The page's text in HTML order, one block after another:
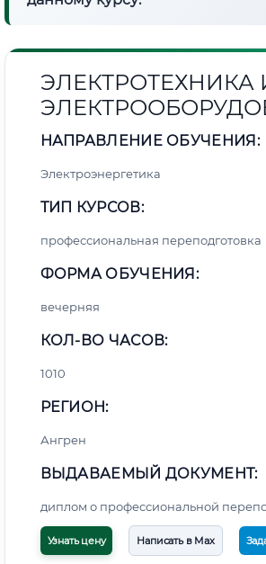
ЭЛЕКТРОТЕХНИКА
НАПРАВЛЕНИЕ ОБУЧЕНИЯ:
Электроэнергетика
ТИП КУРСОВ:
профессиональная переподготовка
ФОРМА ОБУЧЕНИЯ:
вечерняя
КОЛ-ВО ЧАСОВ:
1010
РЕГИОН:
Ангрен
ВЫДАВАЕМЫЙ ДОКУМЕНТ:
диплом о профессиональной
Узнать цену Написать в Max